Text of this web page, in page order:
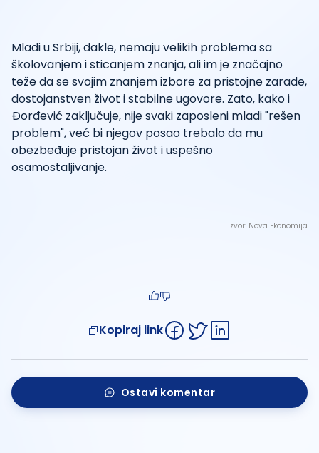
Mladi u Srbiji, dakle, nemaju velikih problema sa
školovanjem i sticanjem znanja, ali im je značajno
teže da se svojim znanjem izbore za pristojne zarade,
dostojanstven život i stabilne ugovore. Zato, kako i
Đorđević zaključuje, nije svaki zaposleni mladi "rešen
problem", već bi njegov posao trebalo da mu
obezbeđuje pristojan život i uspešno
osamostaljivanje.
Izvor: Nova Ekonomija
Kopiraj link
Ostavi komentar